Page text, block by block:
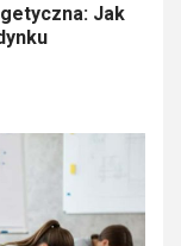
Jak